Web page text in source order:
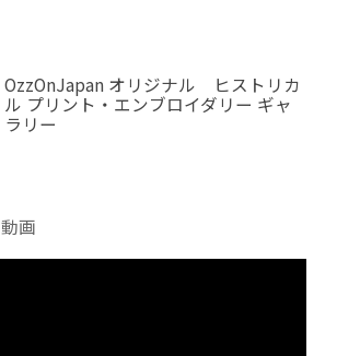
OzzOnJapan オリジナル ヒストリカ
ル プリント・エンブロイダリー ギャ
ラリー
動画